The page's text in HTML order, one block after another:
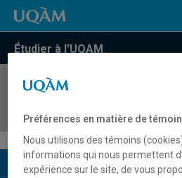
Étudier à l'UQAM
COURS//
Description du cours
Préférences en matière de
Nous utilisons des témoins
informations qui nous permettent
expérience sur le site, de vous